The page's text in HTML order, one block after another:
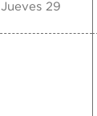
Jueves 29